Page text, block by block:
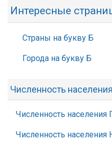
Интересные
Страны на букву Б
Города на букву Б
Численность
Численность населения
Численность населения